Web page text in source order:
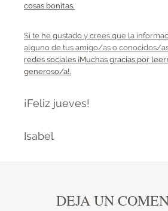
cosas bonitas.
Si te he gustado y crees que la
alguno de tus amigo/as o conocidos/
redes sociales ¡Muchas gracias por
generoso/a!.
¡Feliz jueves!
Isabel
DEJA UN